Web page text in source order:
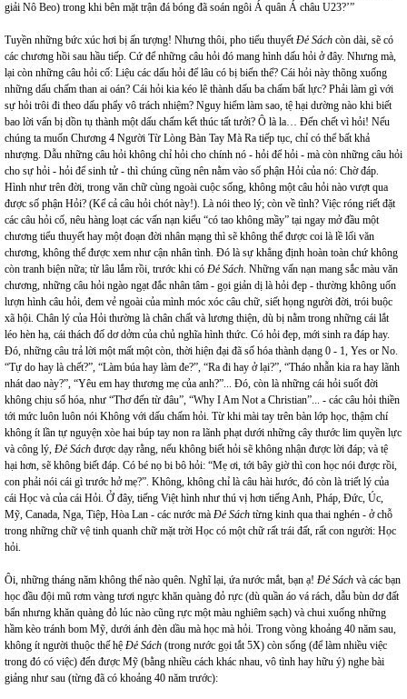
giải Nô Beo) trong khi bên mặt trận đá bóng đã soán ngôi Á quân Á châu U23?’”
Tuyền những bức xúc hơi bị ấn tượng! Nhưng thôi, pho tiểu thuyếtĐẻ Sách còn dài, sẽ có
các chương hồi sau hầu tiếp. Cứ để những câu hỏi đó mang hình dấu hỏi ở đây. Nhưng mà,
lại còn những câu hỏi cố: Liệu các dấu hỏi để lâu có bị biến thể? Cái hỏi này thõng xuống
những dấu chấm than ai oán? Cái hỏi kia kéo lê thành dấu ba chấm bất lực? Phải làm gì với
sự hỏi trôi đi theo dấu phẩy vô trách nhiệm? Nguy hiểm làm sao, tệ hại dường nào khi biết
bao lời vấn bị dồn tụ thành một dấu chấm kết thúc tất tưởi? Ô là la… Đến chết vì hỏi! Nếu
chúng ta muốn Chương 4 Người Từ Lòng Bàn Tay Mà Ra tiếp tục, chỉ có thể bất khả
nhượng. Dẫu những câu hỏi không chỉ hỏi cho chính nó - hỏi để hỏi - mà còn những câu hỏi
cho sự hỏi - hỏi để sinh tử - thì chúng cũng nên nằm vào số phận Hỏi của nó: Chờ đáp.
Hình như trên đời, trong văn chữ cùng ngoài cuộc sống, không một câu hỏi nào vượt qua
được số phận Hỏi? (Kể cả câu hỏi chót này!). Là nói theo lý; còn về tình? Việc róng riết đặt
các câu hỏi cố, nêu hàng loạt các vấn nạn kiểu “có tao không mầy” tại ngay mở đầu một
chương tiểu thuyết hay một đoạn đời nhân mạng thì sẽ không thể được coi là lề lối văn
chương, không thể được xem như cận nhân tình. Đó là sự khẳng định hoàn toàn chứ không
còn tranh biện nữa; từ lâu lắm rồi, trước khi có Đẻ Sách. Những vấn nạn mang sắc màu văn
chương, những câu hỏi ngào ngạt đắc nhân tâm - gọi giản dị là hỏi đẹp - thường không uốn
lượn hình câu hỏi, đem vẻ ngoài của mình móc xóc câu chữ, siết họng người đời, trói buộc
xã hội. Chân lý của Hỏi thường là chân chất và lương thiện, dù bị nằm trong những cái lắt
léo hèn hạ, cái thách đố dơ dởm của chủ nghĩa hình thức. Có hỏi đẹp, mới sinh ra đáp hay.
Đó, những câu trả lời một mất một còn, thời hiện đại đã số hóa thành dạng 0 - 1, Yes or No.
“Tự do hay là chết?”, “Làm búa hay làm đe?”, “Ra đi hay ở lại?”, “Tháo nhẫn kia ra hay lãnh
nhát dao này?”, “Yêu em hay thương mẹ của anh?”... Đó, còn là những cái hỏi suốt đời
không chịu số hóa, như “Thơ đến từ đâu”, “Why I Am Not a Christian”... - các câu hỏi thiền
tới mức luôn luôn nói Không với dấu chấm hỏi. Từ khi mài tay trên bàn lớp học, thậm chí
không ít lần tự nguyện xòe hai búp tay non ra lãnh phạt dưới những cây thước lim quyền lực
và công lý, Đẻ Sách được dạy rằng, nếu không biết hỏi sẽ không nhận được lời đáp; và tệ
hại hơn, sẽ không biết đáp. Có bé nọ bi bô hỏi: “Mẹ ơi, tới bây giờ thì con học nói được rồi,
con phải nói cái gì trước hở mẹ?”. Không, không chỉ là câu hài hước, đó còn là triết lý của
cái Học và của cái Hỏi. Ở đây, tiếng Việt hình như thú vị hơn tiếng Anh, Pháp, Đức, Úc,
Mỹ, Canada, Nga, Tiệp, Hòa Lan - các nước mà Đẻ Sách từng kinh qua thai nghén - ở chỗ
trong những chữ vệ tinh quanh chữ mặt trời Học có một chữ rất trái đất, rất con người: Học
hỏi.
Ôi, những tháng năm không thể nào quên. Nghĩ lại, ứa nước mắt, bạn ạ! Đẻ Sách và các bạn
học đầu đội mũ rơm vàng tươi ngực khăn quàng đỏ rực (dù quần áo vá rách, dẫu bùn dơ đất
bẩn nhưng khăn quàng đỏ lúc nào cũng rực một màu nghiêm sạch) và chui xuống những
hầm kèo tránh bom Mỹ, dưới ánh đèn dầu mà học mà hỏi. Trong vòng khoảng 40 năm sau,
không ít người thuộc thế hệ Đẻ Sách (trong nước gọi tắt 5X) còn sống (để làm nhiều việc
trong đó có việc) đến được Mỹ (bằng nhiều cách khác nhau, vô tình hay hữu ý) nghe bài
giảng như sau (từng đã có khoảng 40 năm trước):